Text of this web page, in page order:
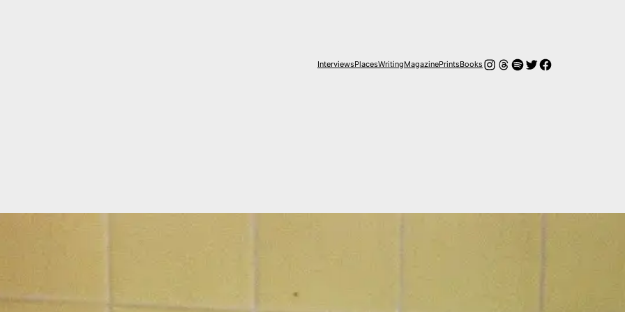
InterviewsPlacesWritingMagazinePrintsBooksInstagram
Hilos
Spotify
Twitter
Facebook